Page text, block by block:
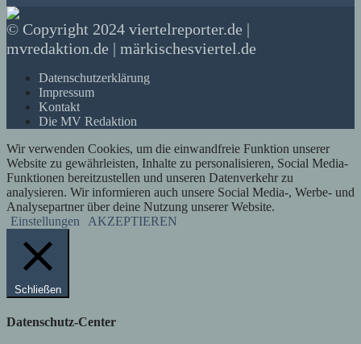
© Copyright 2024 viertelreporter.de |
mvredaktion.de | märkischesviertel.de
Datenschutzerklärung
Impressum
Kontakt
Die MV Redaktion
Wir verwenden Cookies, um die einwandfreie Funktion unserer
Website zu gewährleisten, Inhalte zu personalisieren, Social Media-
Funktionen bereitzustellen und unseren Datenverkehr zu
analysieren. Wir informieren auch unsere Social Media-, Werbe- und
Analysepartner über deine Nutzung unserer Website.
Einstellungen
AKZEPTIEREN
Schließen
Datenschutz-Center